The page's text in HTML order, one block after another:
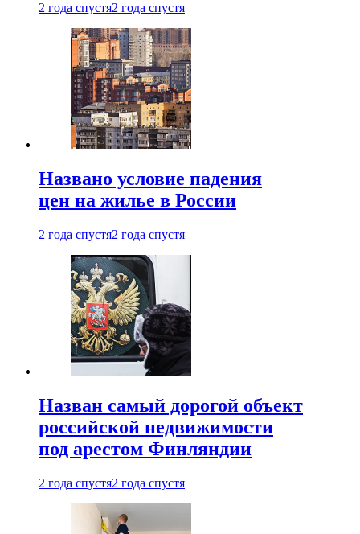
2 года спустя2 года спустя
Названо условие падения
цен на жилье в России
2 года спустя2 года спустя
Назван самый дорогой объект
российской недвижимости
под арестом Финляндии
2 года спустя2 года спустя